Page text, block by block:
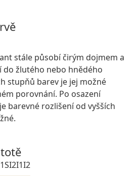
stále působí čirým dojmem a
do žlutého nebo hnědého
stupňů barev je jej možné
porovnání. Po osazení
barevné rozlišení od vyšších
SI2I1I2